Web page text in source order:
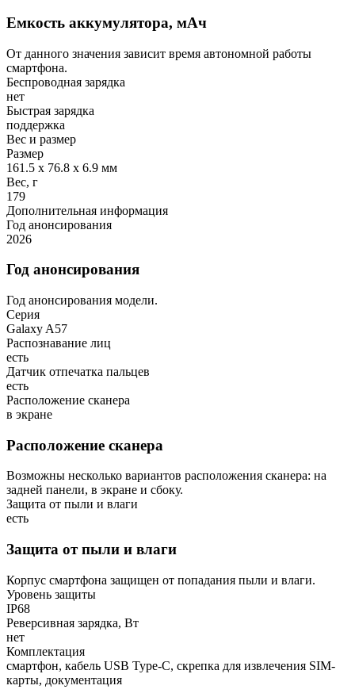
Емкость аккумулятора, мАч
От данного значения зависит время автономной работы
смартфона.
Беспроводная зарядка
нет
Быстрая зарядка
поддержка
Вес и размер
Размер
161.5 x 76.8 x 6.9 мм
Вес, г
179
Дополнительная информация
Год анонсирования
2026
Год анонсирования
Год анонсирования модели.
Серия
Galaxy A57
Распознавание лиц
есть
Датчик отпечатка пальцев
есть
Расположение сканера
в экране
Расположение сканера
Возможны несколько вариантов расположения сканера: на
задней панели, в экране и сбоку.
Защита от пыли и влаги
есть
Защита от пыли и влаги
Корпус смартфона защищен от попадания пыли и влаги.
Уровень защиты
IP68
Реверсивная зарядка, Вт
нет
Комплектация
смартфон, кабель USB Type-C, скрепка для извлечения SIM-
карты, документация